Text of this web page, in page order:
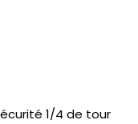
1/4 de tour